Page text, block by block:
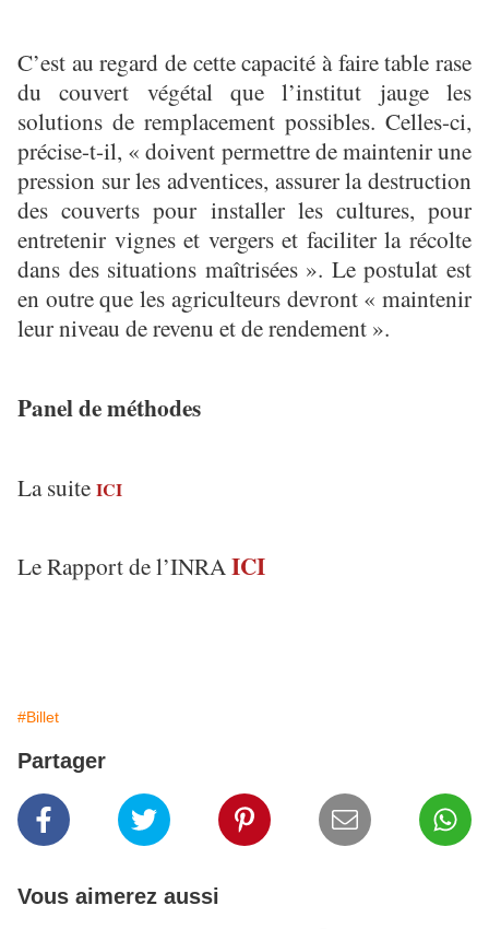
C’est au regard de cette capacité à faire table rase
du couvert végétal que l’institut jauge les
solutions de remplacement possibles. Celles-ci,
précise-t-il, « doivent permettre de maintenir une
pression sur les adventices, assurer la destruction
des couverts pour installer les cultures, pour
entretenir vignes et vergers et faciliter la récolte
dans des situations maîtrisées ». Le postulat est
en outre que les agriculteurs devront « maintenir
leur niveau de revenu et de rendement ».
Panel de méthodes
La suite ICI
Le Rapport de l’INRAICI
#Billet
Partager
Vous aimerez aussi